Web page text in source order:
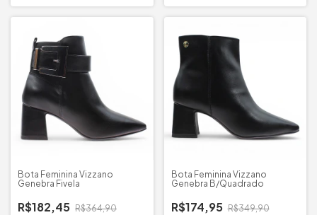
Bota Feminina Vizzano
Genebra Fivela
R$182,45 R$364,90
Bota Feminina Vizzano
Genebra B/Quadrado
R$174,95 R$349,90